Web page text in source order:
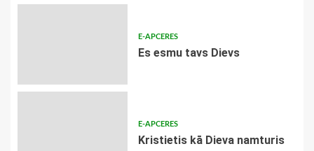
E-APCERES
Es esmu tavs Dievs
E-APCERES
Kristietis kā Dieva namturis